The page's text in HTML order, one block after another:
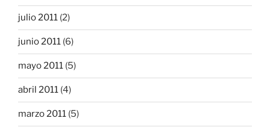
julio 2011 (2)
junio 2011 (6)
mayo 2011 (5)
abril 2011 (4)
marzo 2011 (5)